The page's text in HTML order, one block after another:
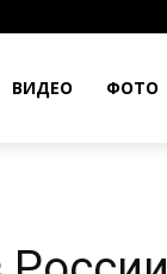
ВИДЕО ФОТО